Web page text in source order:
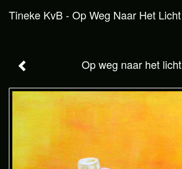
Tineke KvB - Op Weg Naar Het Licht
Op weg naar het licht